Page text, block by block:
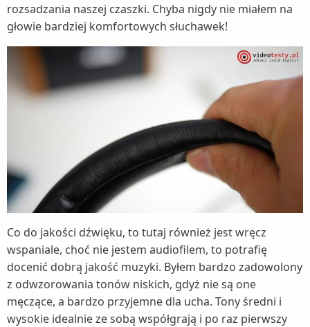
rozsadzania naszej czaszki. Chyba nigdy nie miałem na
głowie bardziej komfortowych słuchawek!
Co do jakości dźwięku, to tutaj również jest wręcz
wspaniale, choć nie jestem audiofilem, to potrafię
docenić dobrą jakość muzyki. Byłem bardzo zadowolony
z odwzorowania tonów niskich, gdyż nie są one
męczące, a bardzo przyjemne dla ucha. Tony średni i
wysokie idealnie ze sobą współgrają i po raz pierwszy